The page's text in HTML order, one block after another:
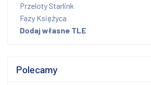
Przeloty Starlink
Fazy Księżyca
Dodaj własne TLE
Polecamy